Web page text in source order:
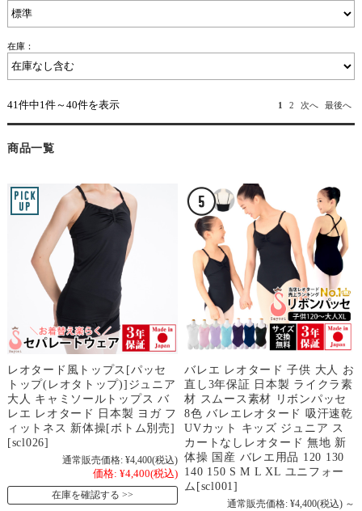
在庫：
41件中1件～40件を表示 1 2 次へ 最後へ
商品一覧
レオタード風トップス[パッセ
トップ(レオタトップ)]ジュニア
大人 キャミソールトップス バ
レエ レオタード 日本製 ヨガ フ
ィットネス 新体操[ボトム別売]
[scl026]
通常販売価格: ¥4,400(税込)
価格: ¥4,400(税込)
在庫を確認する
バレエ レオタード 子供 大人 お
直し3年保証 日本製 ライクラ素
材 スムース素材 リボンパッセ
8色 バレエレオタード 吸汗速乾
UVカット キッズ ジュニア ス
カートなしレオタード 無地 新
体操 国産 バレエ用品 120 130
140 150 S M L XL ユニフォー
ム[scl001]
通常販売価格: ¥4,400(税込) ～